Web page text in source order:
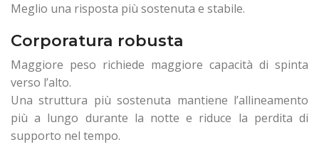
Meglio una risposta più sostenuta e stabile.
Corporatura robusta
Maggiore peso richiede maggiore capacità di spinta
verso l’alto.
Una struttura più sostenuta mantiene l’allineamento
più a lungo durante la notte e riduce la perdita di
supporto nel tempo.